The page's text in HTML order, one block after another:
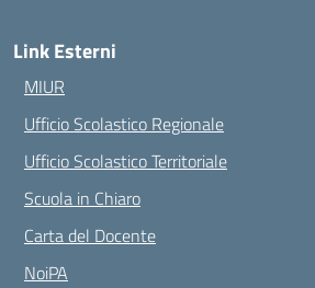
Link Esterni
MIUR
Ufficio Scolastico Regionale
Ufficio Scolastico Territoriale
Scuola in Chiaro
Carta del Docente
NoiPA